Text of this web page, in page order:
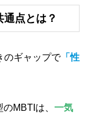
点とは？
のギャップで「性
MBTIは、 一気